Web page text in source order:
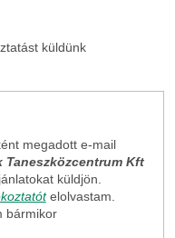
küldünk
megadott e-mail
Taneszközcentrum Kft
küldjön.
elolvastam.
bármikor